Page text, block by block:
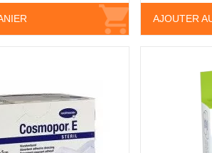
AJOUTER